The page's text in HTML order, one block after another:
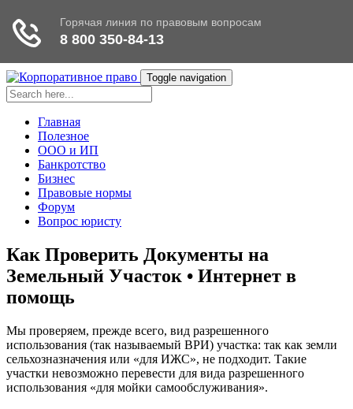
Toggle navigation
Главная
Полезное
ООО и ИП
Банкротство
Бизнес
Правовые нормы
Форум
Вопрос юристу
Как Проверить Документы на
Земельный Участок • Интернет в
помощь
Мы проверяем, прежде всего, вид разрешенного
использования (так называемый ВРИ) участка: так как земли
сельхозназначения или «для ИЖС», не подходит. Такие
участки невозможно перевести для вида разрешенного
использования «для мойки самообслуживания».